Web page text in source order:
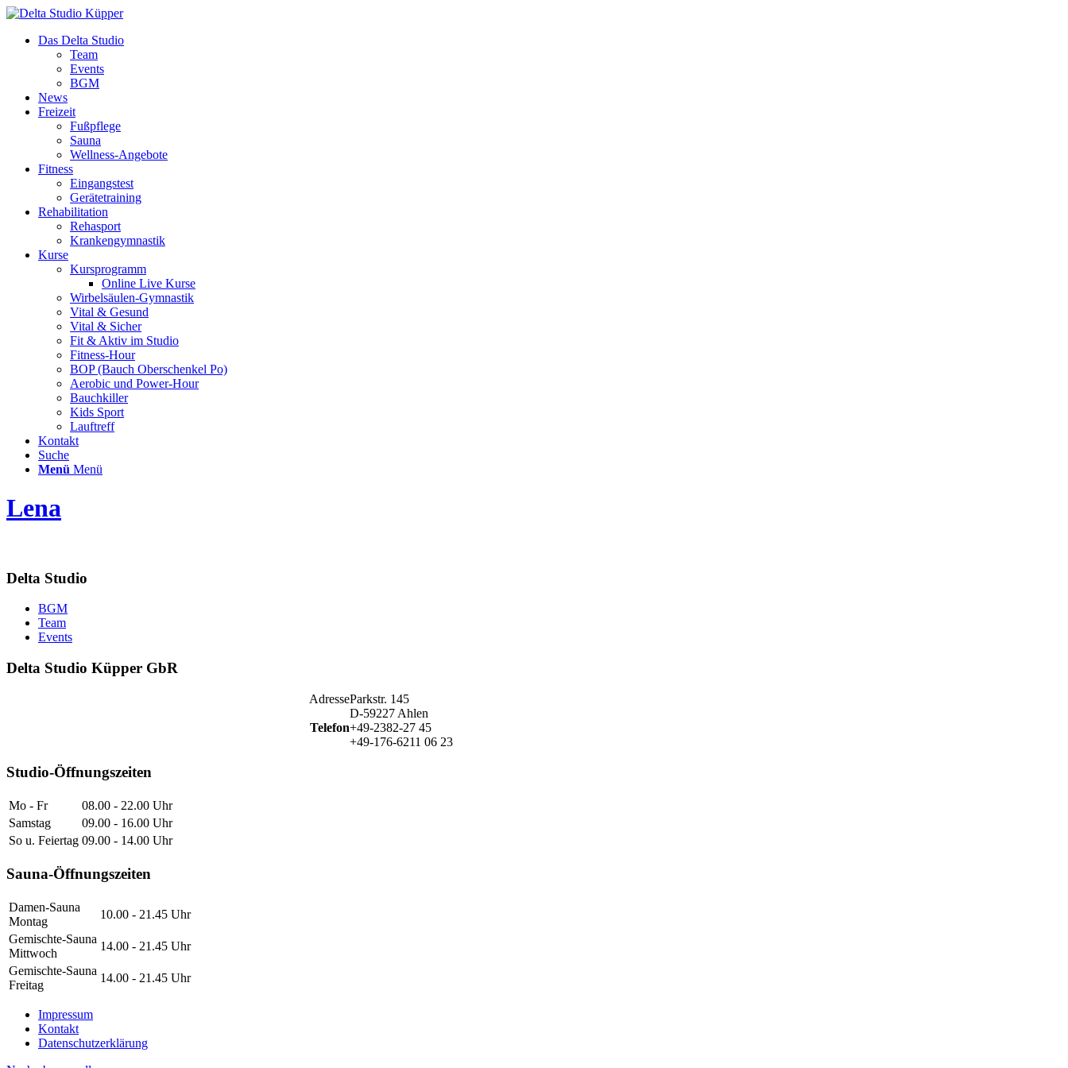
Das Delta Studio
Team
Events
BGM
News
Freizeit
Fußpflege
Sauna
Wellness-Angebote
Fitness
Eingangstest
Gerätetraining
Rehabilitation
Rehasport
Krankengymnastik
Kurse
Kursprogramm
Online Live Kurse
Wirbelsäulen-Gymnastik
Vital & Gesund
Vital & Sicher
Fit & Aktiv im Studio
Fitness-Hour
BOP (Bauch Oberschenkel Po)
Aerobic und Power-Hour
Bauchkiller
Kids Sport
Lauftreff
Kontakt
Suche
Menü Menü
Lena
Delta Studio
BGM
Team
Events
Delta Studio Küpper GbR
AdresseParkstr. 145
D-59227 Ahlen
Telefon+49-2382-27 45
+49-176-6211 06 23
Studio-Öffnungszeiten
Mo - Fr
08.00 - 22.00 Uhr
Samstag
09.00 - 16.00 Uhr
So u. Feiertag 09.00 - 14.00 Uhr
Sauna-Öffnungszeiten
Damen-Sauna
Montag
10.00 - 21.45 Uhr
Gemischte-Sauna
Mittwoch
14.00 - 21.45 Uhr
Gemischte-Sauna
Freitag
14.00 - 21.45 Uhr
Impressum
Kontakt
Datenschutzerklärung